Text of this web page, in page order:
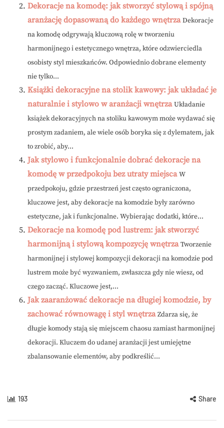
Dekoracje na komodę: jak stworzyć stylową i spójną
aranżację dopasowaną do każdego wnętrza Dekoracje
na komodę odgrywają kluczową rolę w tworzeniu
harmonijnego i estetycznego wnętrza, które odzwierciedla
osobisty styl mieszkańców. Odpowiednio dobrane elementy
nie tylko...
Książki dekoracyjne na stolik kawowy: jak układać je
naturalnie i stylowo w aranżacji wnętrza Układanie
książek dekoracyjnych na stoliku kawowym może wydawać się
prostym zadaniem, ale wiele osób boryka się z dylematem, jak
to zrobić, aby...
Jak stylowo i funkcjonalnie dobrać dekoracje na
komodę w przedpokoju bez utraty miejsca W
przedpokoju, gdzie przestrzeń jest często ograniczona,
kluczowe jest, aby dekoracje na komodzie były zarówno
estetyczne, jak i funkcjonalne. Wybierając dodatki, które...
Dekoracje na komodę pod lustrem: jak stworzyć
harmonijną i stylową kompozycję wnętrza Tworzenie
harmonijnej i stylowej kompozycji dekoracji na komodzie pod
lustrem może być wyzwaniem, zwłaszcza gdy nie wiesz, od
czego zacząć. Kluczowe jest,...
Jak zaaranżować dekoracje na długiej komodzie, by
zachować równowagę i styl wnętrza Zdarza się, że
długie komody stają się miejscem chaosu zamiast harmonijnej
dekoracji. Kluczem do udanej aranżacji jest umiejętne
zbalansowanie elementów, aby podkreślić...
193 Share